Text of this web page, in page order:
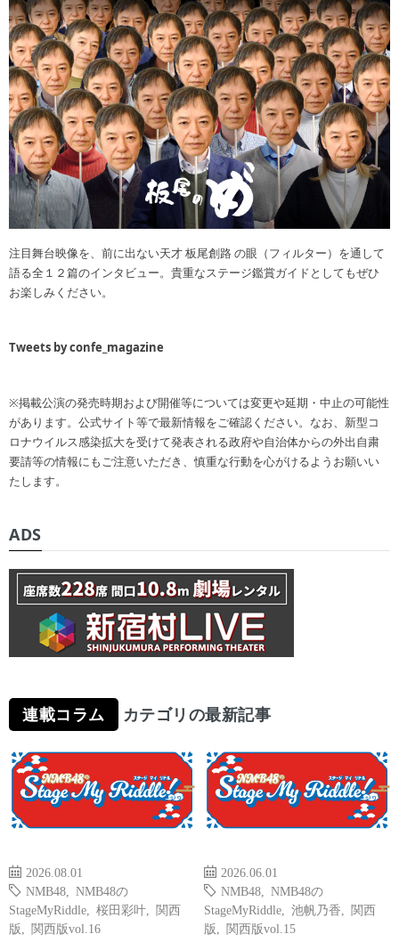
注目舞台映像を、前に出ない天才 板尾創路 の眼（フィルター）を通して
語る全１２篇のインタビュー。貴重なステージ鑑賞ガイドとしてもぜひ
お楽しみください。
Tweets by confe_magazine
※掲載公演の発売時期および開催等については変更や延期・中止の可能性
があります。公式サイト等で最新情報をご確認ください。なお、新型コ
ロナウイルス感染拡大を受けて発表される政府や自治体からの外出自粛
要請等の情報にもご注意いただき、慎重な行動を心がけるようお願いい
たします。
ADS
連載コラム カテゴリの最新記事
2026.08.01
NMB48
NMB48の
StageMyRiddle
桜田彩叶
関西
版
関西版vol.16
2026.06.01
NMB48
NMB48の
StageMyRiddle
池帆乃香
関西
版
関西版vol.15